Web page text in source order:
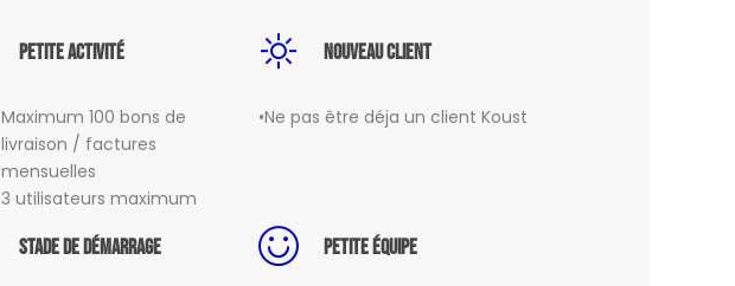
Petite activité
Maximum 100 bons de
livraison / factures
mensuelles
3 utilisateurs maximum
Nouveau client
•Ne pas être déja un client Koust
Stade de démarrage Petite équipe